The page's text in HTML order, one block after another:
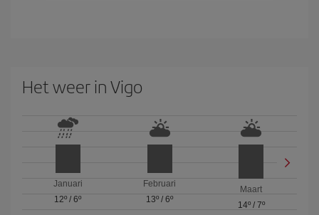
Het weer in Vigo
Januari
12º /6º
Februari
13º / 6º
Maart
14º/ 7º